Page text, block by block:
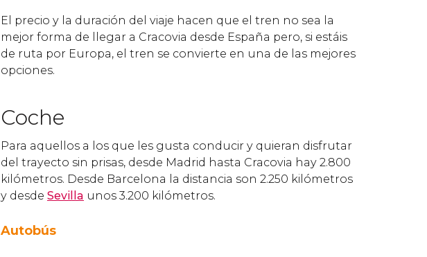
El precio y la duración del viaje hacen que el tren no sea la
mejor forma de llegar a Cracovia desde España pero, si estáis
de ruta por Europa, el tren se convierte en una de las mejores
opciones.
Coche
Para aquellos a los que les gusta conducir y quieran disfrutar
del trayecto sin prisas, desde Madrid hasta Cracovia hay 2.800
kilómetros. Desde Barcelona la distancia son 2.250 kilómetros
y desde Sevilla unos 3.200 kilómetros.
Autobús